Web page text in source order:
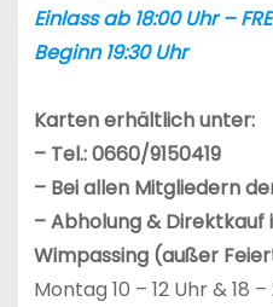
Einlass ab 18:00 Uhr –
Beginn 19:30 Uhr
Karten erhältlich unter:
– Tel.: 0660/9150419
– Bei allen Mitgliedern
– Abholung & Direktkauf
Wimpassing (außer
Montag 10 – 12 Uhr & 18